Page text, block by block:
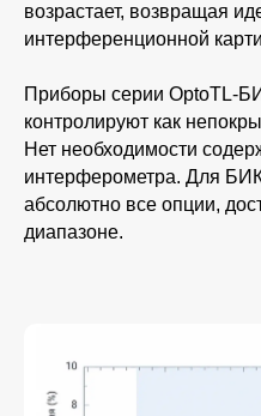
возрастает, возвращая
интерференционной
Приборы серии OptoTL-
контролируют как
Нет необходимости
интерферометра. Для
абсолютно все опции,
диапазоне.